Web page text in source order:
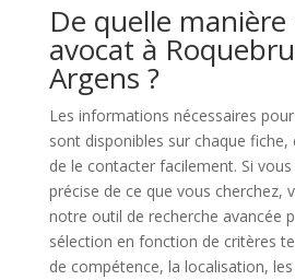
De quelle
avocat à
Argens ?
Les informations nécessaires
sont disponibles sur chaque
de le contacter facilement. Si
précise de ce que vous cherchez,
notre outil de recherche avancée
sélection en fonction de critères
de compétence, la localisation,